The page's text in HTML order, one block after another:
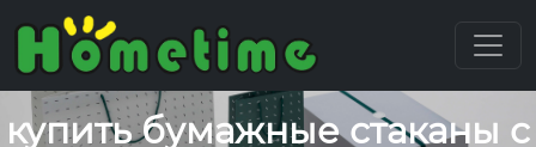
купить бумажные стаканы с